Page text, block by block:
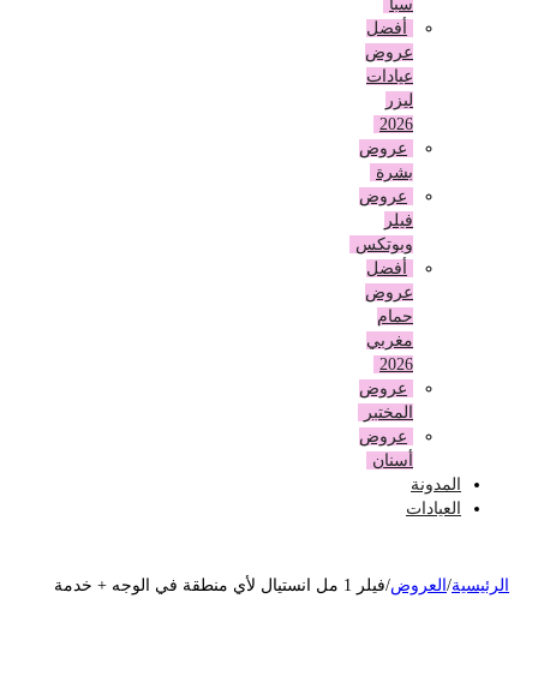
أفضل
عروض
عيادات
عروض
بشرة
عروض
وبوتكس
أفضل
عروض
حمام
مغربي
عروض
المختبر
عروض
أسنان
المدونة
العيادات
/العروض فيلر 1 مل انستيال لأي منطقة في الوجه + خدمة